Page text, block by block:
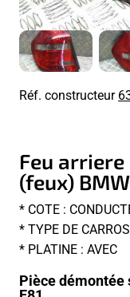
Réf. constructeur
Feu
(feux) BMW
* COTE :
* TYPE DE
* PLATINE : AVEC
Pièce démontée